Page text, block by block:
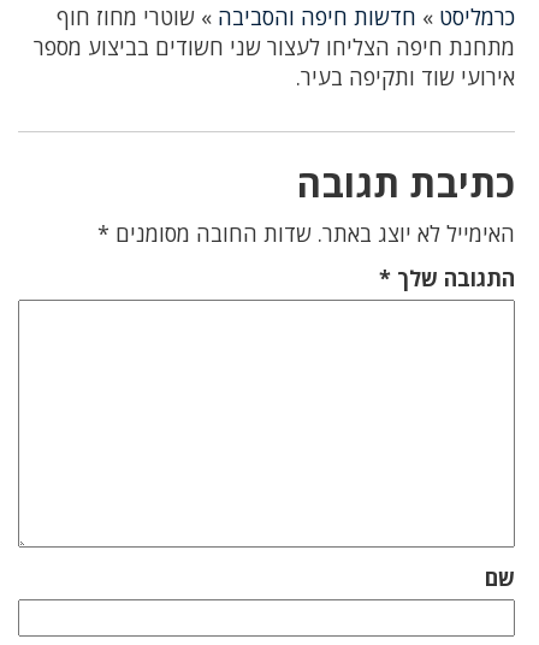
כרמליסט » חדשות חיפה והסביבה » שוטרי מחוז חוף
מתחנת חיפה הצליחו לעצור שני חשודים בביצוע מספר
אירועי שוד ותקיפה בעיר.
כתיבת תגובה
האימייל לא יוצג באתר. שדות החובה מסומנים *
התגובה שלך *
שם